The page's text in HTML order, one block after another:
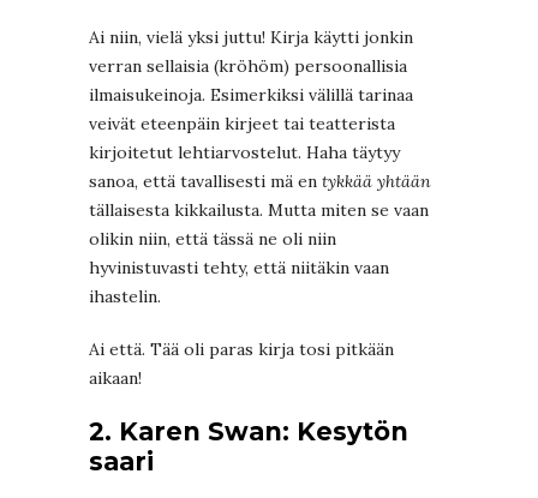
Ai niin, vielä yksi juttu! Kirja käytti jonkin
verran sellaisia (kröhöm) persoonallisia
ilmaisukeinoja. Esimerkiksi välillä tarinaa
veivät eteenpäin kirjeet tai teatterista
kirjoitetut lehtiarvostelut. Haha täytyy
sanoa, että tavallisesti mä en tykkää yhtään
tällaisesta kikkailusta. Mutta miten se vaan
olikin niin, että tässä ne oli niin
hyvinistuvasti tehty, että niitäkin vaan
ihastelin.
Ai että. Tää oli paras kirja tosi pitkään
aikaan!
2. Karen Swan: Kesytön
saari